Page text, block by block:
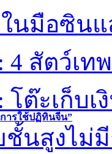
ารใช้ปฏิทินจีน”
นมือซิน
สัตว์เทพ
ต๊ะเก็บเ
ชั้นสูงไม่